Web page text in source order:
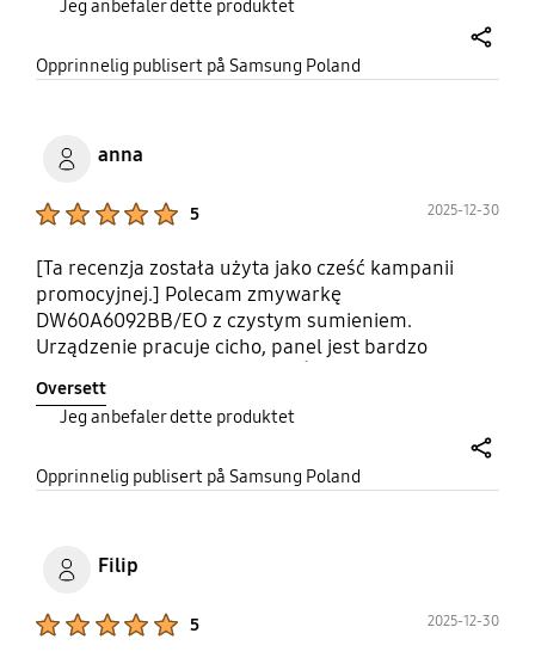
dobrze zaprojektowane, dzięki czemu łatwo jest
zdecydowanie ułatwia codzienne obowiązki.
Jeg anbefaler dette produktet
Opprinnelig publisert på Samsung Poland
anna
5 2025-12-30
[Ta recenzja została użyta jako cześć kampanii
promocyjnej.] Polecam zmywarkę
DW60A6092BB/EO z czystym sumieniem.
Urządzenie pracuje cicho, panel jest bardzo
bardzo pojemna. Bardzo dobrym rozwiązaniem są
wyjmowane kosze na sztućce co ułatwia
rozładowanie zmywarki. Zmywarka ekonomiczna.
#OpiniaZaCashbackwPromocji
Oversett
Jeg anbefaler dette produktet
Opprinnelig publisert på Samsung Poland
Filip
5 2025-12-30